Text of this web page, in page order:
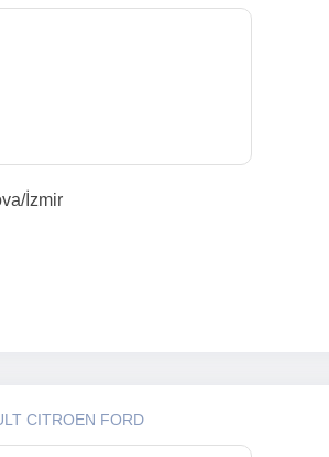
İzmir
CITROEN FORD